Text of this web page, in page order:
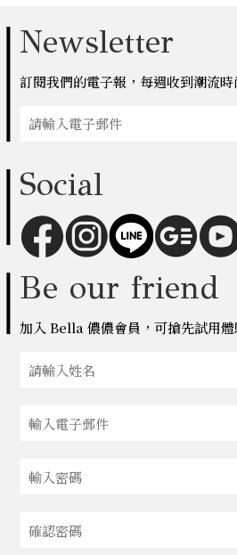
Newsletter
訂閱我們的電子報，每週收到潮流
Social
Be our friend
加入 Bella 儂儂會員，可搶先試用